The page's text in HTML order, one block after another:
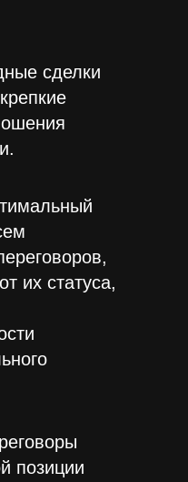
позиции
их статуса,
сделки